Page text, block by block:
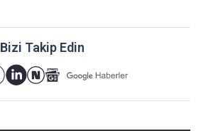
Bizi Takip Edin